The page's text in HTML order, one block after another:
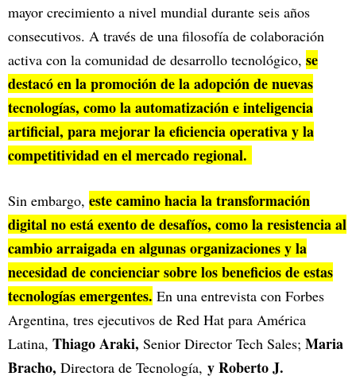
mayor crecimiento a nivel mundial durante seis años
consecutivos. A través de una filosofía de colaboración
activa con la comunidad de desarrollo tecnológico, se
destacó en la promoción de la adopción de nuevas
tecnologías, como la automatización e inteligencia
artificial, para mejorar la eficiencia operativa y la
competitividad en el mercado regional.
Sin embargo, este camino hacia la transformación
digital no está exento de desafíos, como la resistencia al
cambio arraigada en algunas organizaciones y la
necesidad de concienciar sobre los beneficios de estas
tecnologías emergentes. En una entrevista con Forbes
Argentina, tres ejecutivos de Red Hat para América
Latina, Thiago Araki, Senior Director Tech Sales; Maria
Bracho, Directora de Tecnología, y Roberto J.